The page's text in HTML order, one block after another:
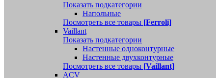
Показать подкатегории
Напольные
Посмотреть все товары [Ferroli]
Vaillant
Показать подкатегории
Настенные одноконтурные
Настенные двухконтурные
Посмотреть все товары [Vaillant]
ACV